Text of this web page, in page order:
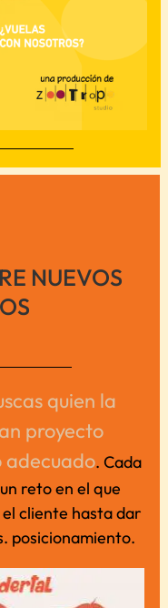
NUEVOS
quien la
proyecto
adecuado. Cada
reto en el que
cliente hasta dar
posicionamiento.